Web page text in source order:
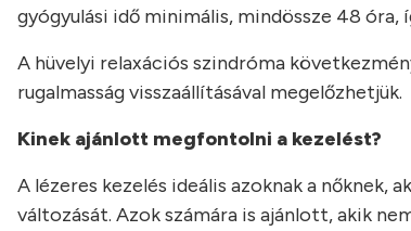
gyógyulási idő minimális, mindössze 48
A hüvelyi relaxációs szindróma
rugalmasság visszaállításával megelőzhetjük.
Kinek ajánlott megfontolni a kezelést?
A lézeres kezelés ideális azoknak a nőknek,
változását. Azok számára is ajánlott, akik